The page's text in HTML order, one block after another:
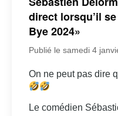
direct lorsqu’il
Bye 2024»
Publié le samedi 4
On ne peut pas dire
Le comédien